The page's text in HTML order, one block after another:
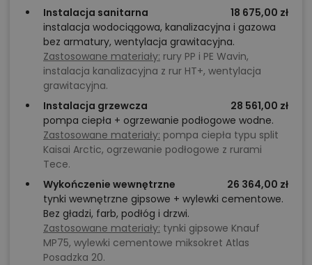
Instalacja sanitarna
18 675,00 zł
instalacja wodociągowa, kanalizacyjna i gazowa
bez armatury, wentylacja grawitacyjna.
Zastosowane materiały: rury PP i PE Wavin,
instalacja kanalizacyjna z rur HT+, wentylacja
grawitacyjna.
Instalacja grzewcza
28 561,00 zł
pompa ciepła + ogrzewanie podłogowe wodne.
Zastosowane materiały: pompa ciepła typu split
Kaisai Arctic, ogrzewanie podłogowe z rurami
Tece.
Wykończenie wewnętrzne
26 364,00 zł
tynki wewnętrzne gipsowe + wylewki cementowe.
Bez gładzi, farb, podłóg i drzwi.
Zastosowane materiały: tynki gipsowe Knauf
MP75, wylewki cementowe miksokret Atlas
Posadzka 20.